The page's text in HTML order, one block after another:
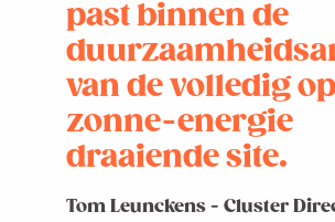
past binnen de
van de volledig op
zonne-energie
draaiende site.
Tom Leunckens - Cluster